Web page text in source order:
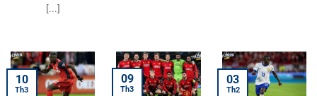
[...]
10
Th3
09
Th3
03
Th2